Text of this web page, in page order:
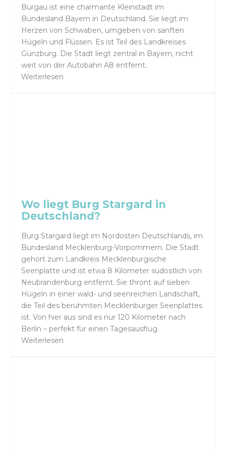
Burgau ist eine charmante Kleinstadt im
Bundesland Bayern in Deutschland. Sie liegt im
Herzen von Schwaben, umgeben von sanften
Hügeln und Flüssen. Es ist Teil des Landkreises
Günzburg. Die Stadt liegt zentral in Bayern, nicht
weit von der Autobahn A8 entfernt.
Weiterlesen
Wo liegt Burg Stargard in
Deutschland?
Burg Stargard liegt im Nordosten Deutschlands, im
Bundesland Mecklenburg-Vorpommern. Die Stadt
gehört zum Landkreis Mecklenburgische
Seenplatte und ist etwa 8 Kilometer südöstlich von
Neubrandenburg entfernt. Sie thront auf sieben
Hügeln in einer wald- und seenreichen Landschaft,
die Teil des berühmten Mecklenburger Seenplattes
ist. Von hier aus sind es nur 120 Kilometer nach
Berlin – perfekt für einen Tagesausflug.
Weiterlesen